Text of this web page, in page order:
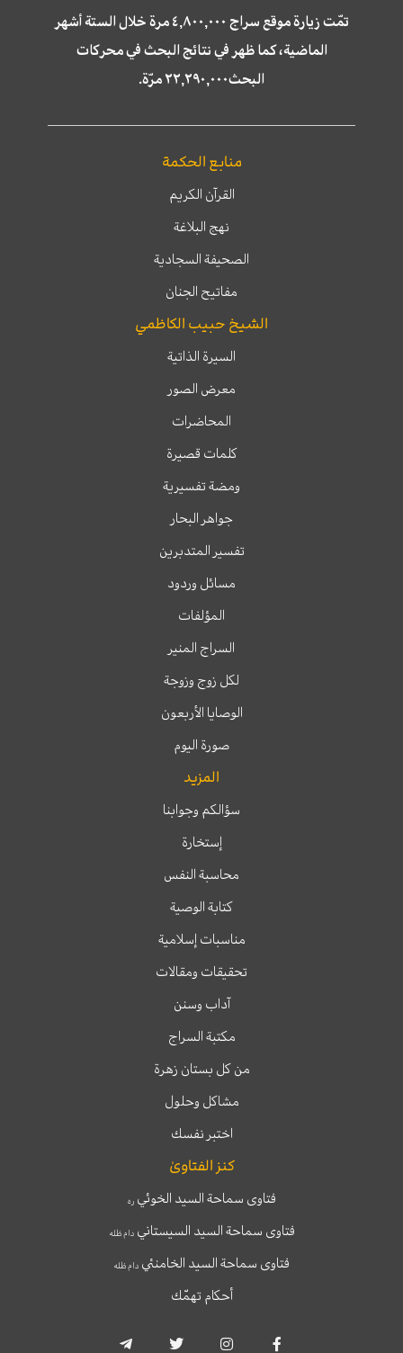
تمّت زيارة موقع سراج ٤,٨٠٠,٠٠٠ مرة خلال الستة أشهر
الماضية، كما ظهر في نتائج البحث في محركات
البحث٢٢,٢٩٠,٠٠٠ مرّة.
منابع الحكمة
القرآن الكريم
نهج البلاغة
الصحيفة السجادية
مفاتيح الجنان
الشيخ حبيب الكاظمي
السيرة الذاتية
معرض الصور
المحاضرات
كلمات قصيرة
ومضة تفسيرية
جواهر البحار
تفسير المتدبرين
مسائل وردود
المؤلفات
السراج المنير
لكل زوج وزوجة
الوصايا الأربعون
صورة اليوم
المزيد
سؤالكم وجوابنا
إستخارة
محاسبة النفس
كتابة الوصية
مناسبات إسلامية
تحقيقات ومقالات
آداب وسنن
مكتبة السراج
من كل بستان زهرة
مشاكل وحلول
اختبر نفسك
كنز الفتاوىٰ
فتاوى سماحة السيد الخوئيره
فتاوى سماحة السيد السيستانيدام ظله
فتاوى سماحة السيد الخامنئي دام ظله
أحكام تهمّك
c
s
i
l